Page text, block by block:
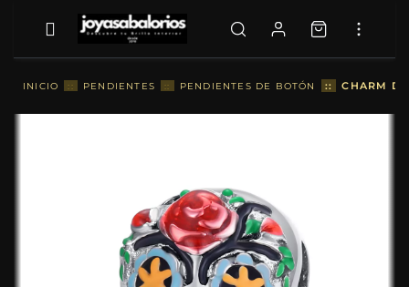
INICIO :: PENDIENTES :: PENDIENTES DE BOTÓN :: CHARM